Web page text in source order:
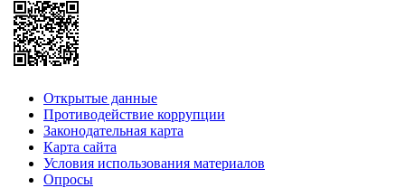
Открытые данные
Противодействие коррупции
Законодательная карта
Карта сайта
Условия использования материалов
Опросы